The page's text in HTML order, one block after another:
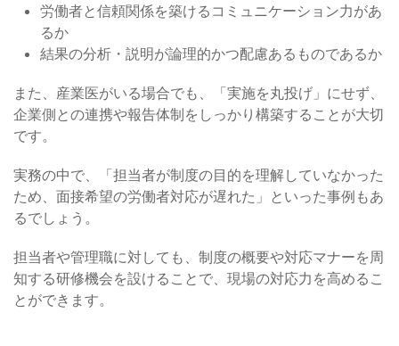
労働者と信頼関係を築けるコミュニケーション力があ
るか
結果の分析・説明が論理的かつ配慮あるものであるか
また、産業医がいる場合でも、「実施を丸投げ」にせず、
企業側との連携や報告体制をしっかり構築することが大切
です。
実務の中で、「担当者が制度の目的を理解していなかった
ため、面接希望の労働者対応が遅れた」といった事例もあ
るでしょう。
担当者や管理職に対しても、制度の概要や対応マナーを周
知する研修機会を設けることで、現場の対応力を高めるこ
とができます。